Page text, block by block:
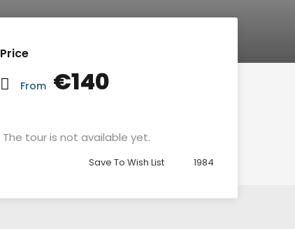
Price
From €140
The tour is not available yet.
Save To Wish List 1984